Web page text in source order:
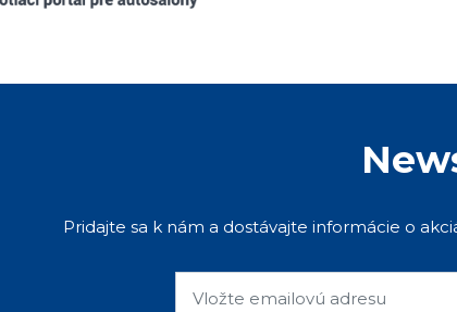
Pridajte sa k nám a dostávajte informácie o